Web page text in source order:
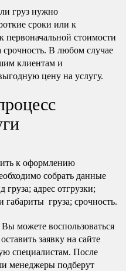
груз нужно
сроки или к
первоначальной стоимости
срочность. В любом случае
клиентам и
цену на услугу.
к оформлению
собрать данные
груза; адрес отгрузки;
габариты груза; срочность.
можете воспользоваться
заявку на сайте
специалистам. После
менеджеры подберут